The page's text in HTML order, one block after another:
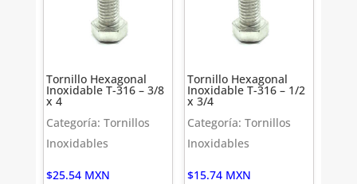
Tornillo Hexagonal
Inoxidable T-316 – 3/8
x 4
Categoría: Tornillos
Inoxidables
$25.54 MXN
Tornillo Hexagonal
Inoxidable T-316 – 1/2
x 3/4
Categoría: Tornillos
Inoxidables
$15.74 MXN